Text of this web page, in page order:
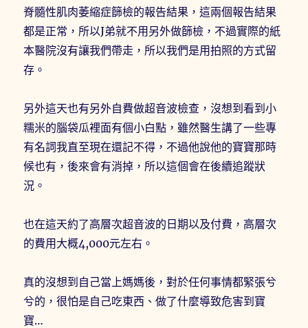
脊髓性肌肉萎縮症篩檢的報告結果，這兩個報告結果
都是正常，所以J弟就不用另外做篩檢，不過實際的紙
本醫院沒有讓我們帶走，所以我們是用拍照的方式留
存。
另外這天也有另外自費做超音波檢查，沒想到看到小
糯米的腦袋瓜裡面有個小白點，雖然醫生講了一些專
有名詞我直至現在還記不得，不過他說他的寶寶那時
候也有，後來會有消掉，所以這個會在後續追蹤狀
況。
也在這天約了高層次超音波的日期以及付費，高層次
的費用大概4,000元左右。
真的沒想到自己當上媽媽後，對於任何事情都緊張兮
兮的，很怕是自己吃東西、做了什麼導致危害到寶
寶…